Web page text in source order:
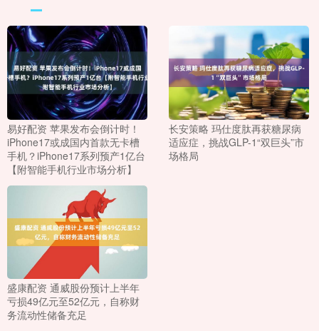
易好配资 苹果发布会倒计时！
iPhone17或成国内首款无卡槽
手机？iPhone17系列预产1亿台
【附智能手机行业市场分析】
长安策略 玛仕度肽再获糖尿病
适应症，挑战GLP-1“双巨头”市
场格局
盛康配资 通威股份预计上半年
亏损49亿元至52亿元，自称财
务流动性储备充足